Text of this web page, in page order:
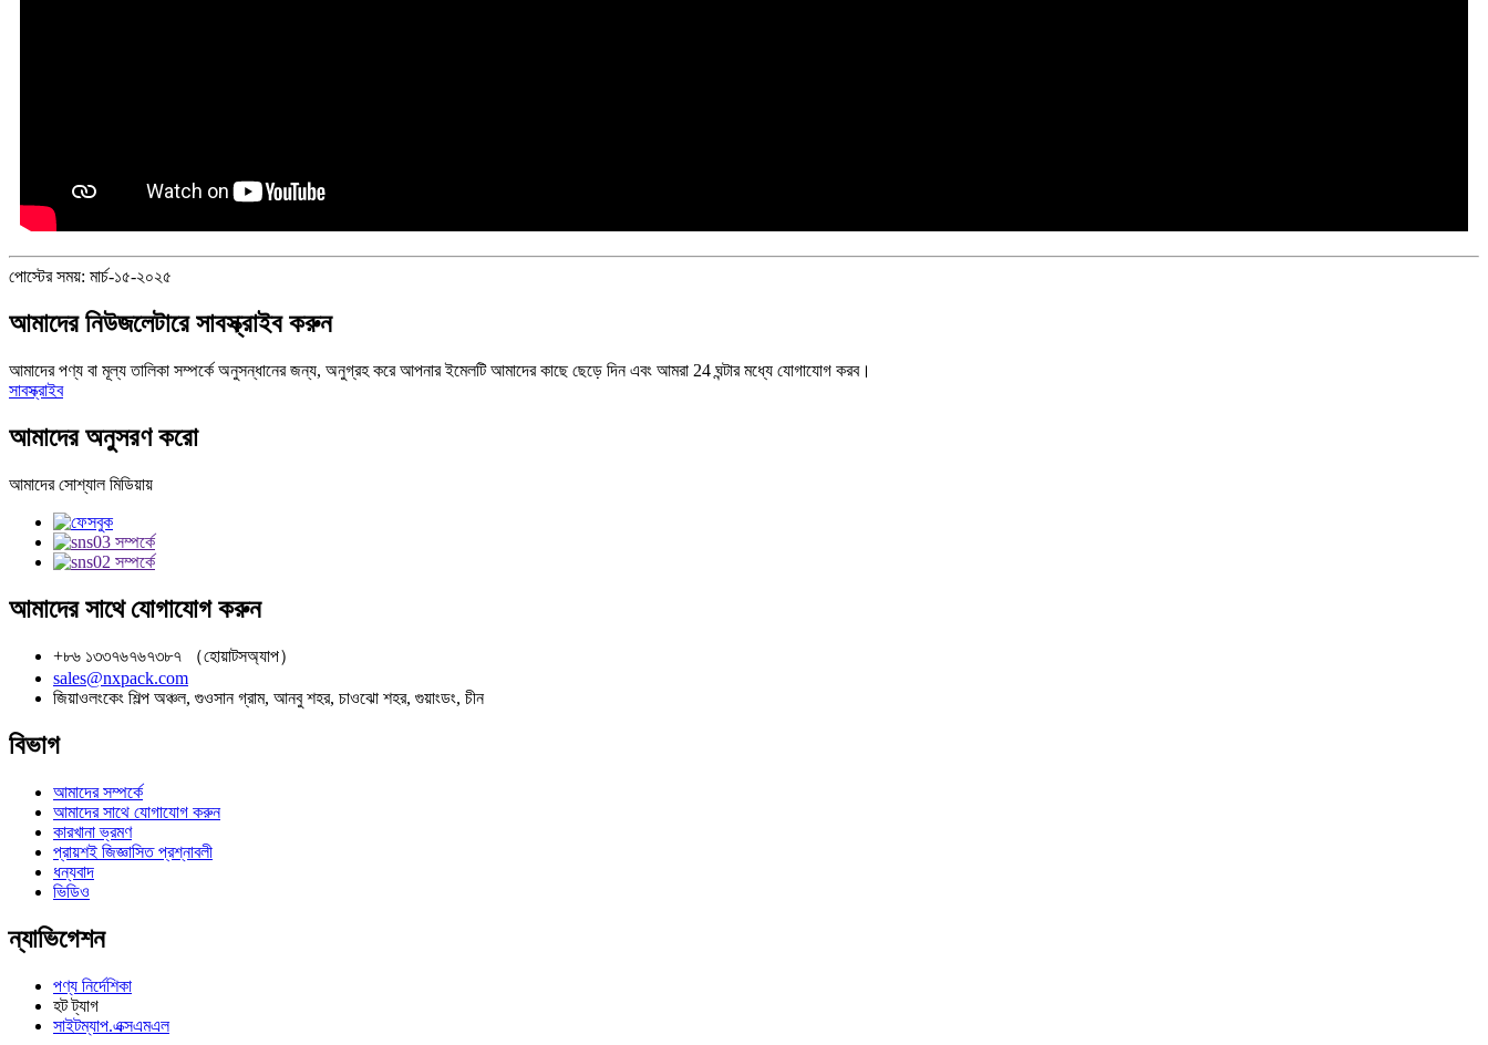
পোস্টের সময়: মার্চ-১৫-২০২৫
আমাদের নিউজলেটারে সাবস্ক্রাইব করুন
আমাদের পণ্য বা মূল্য তালিকা সম্পর্কে অনুসন্ধানের জন্য, অনুগ্রহ করে আপনার ইমেলটি আমাদের কাছে ছেড়ে দিন এবং আমরা 24 ঘন্টার মধ্যে যোগাযোগ করব।
সাবস্ক্রাইব
আমাদের অনুসরণ করো
আমাদের সোশ্যাল মিডিয়ায়
আমাদের সাথে যোগাযোগ করুন
+৮৬ ১৩৩৭৬৭৬৭৩৮৭ （হোয়াটসঅ্যাপ）
sales@nxpack.com
জিয়াওলংকেং শিল্প অঞ্চল, গুওসান গ্রাম, আনবু শহর, চাওঝো শহর, গুয়াংডং, চীন
বিভাগ
আমাদের সম্পর্কে
আমাদের সাথে যোগাযোগ করুন
কারখানা ভ্রমণ
প্রায়শই জিজ্ঞাসিত প্রশ্নাবলী
ধন্যবাদ
ভিডিও
ন্যাভিগেশন
পণ্য নির্দেশিকা
হট ট্যাগ
সাইটম্যাপ.এক্সএমএল